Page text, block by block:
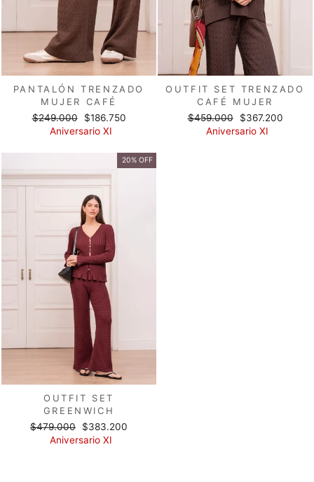
PANTALÓN TRENZADO
MUJER CAFÉ
Precio
habitual
$249.000
Precio
de
$186.750
Aniversario XI
OUTFIT SET TRENZADO
CAFÉ MUJER
Precio
habitual
$459.000
Precio
de
$367.200
Aniversario XI
20% OFF
OUTFIT SET
GREENWICH
Precio
habitual
$479.000
Precio
de
$383.200
Aniversario XI